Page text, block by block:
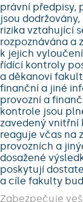
právní předpisy,
jsou dodržovány,
rizika vztahující
rozpoznávána a
k jejich
řídící kontroly
a děkanovi
finanční a jiné
provozní a
kontrole jsou
zavedený
reaguje včas na
provozních a
dosažené
poskytují
a cíle fakulty
Zabezpečuje